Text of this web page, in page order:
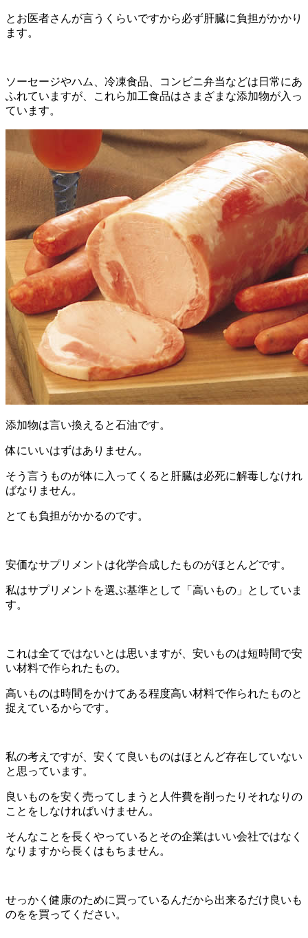
とお医者さんが言うくらいですから必ず肝臓に負担がかかり
ます。
ソーセージやハム、冷凍食品、コンビニ弁当などは日常にあ
ふれていますが、これら加工食品はさまざまな添加物が入っ
ています。
添加物は言い換えると石油です。
体にいいはずはありません。
そう言うものが体に入ってくると肝臓は必死に解毒しなけれ
ばなりません。
とても負担がかかるのです。
安価なサプリメントは化学合成したものがほとんどです。
私はサプリメントを選ぶ基準として「高いもの」としていま
す。
これは全てではないとは思いますが、安いものは短時間で安
い材料で作られたもの。
高いものは時間をかけてある程度高い材料で作られたものと
捉えているからです。
私の考えですが、安くて良いものはほとんど存在していない
と思っています。
良いものを安く売ってしまうと人件費を削ったりそれなりの
ことをしなければいけません。
そんなことを長くやっているとその企業はいい会社ではなく
なりますから長くはもちません。
せっかく健康のために買っているんだから出来るだけ良いも
のをを買ってください。